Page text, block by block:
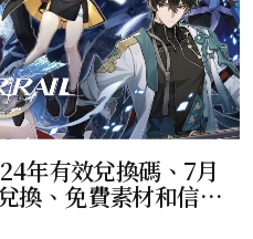
年有效兌換碼、7月
換、免費素材和信用